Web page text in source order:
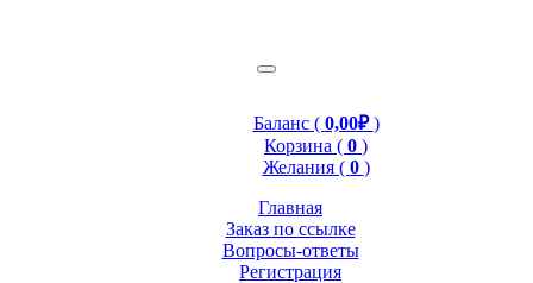
Баланс ( 0,00₽)
Корзина ( 0 )
Желания ( 0 )
Главная
Заказ по ссылке
Вопросы-ответы
Регистрация